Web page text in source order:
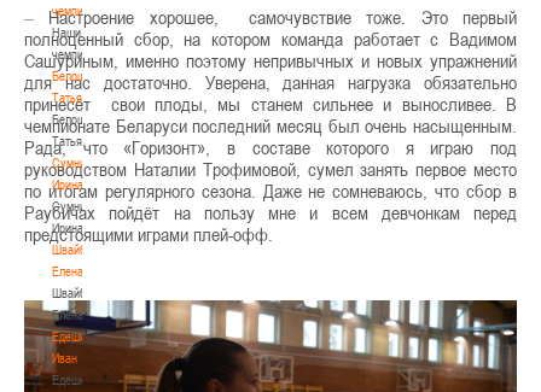
чемпионы
Наши
чемпионы
Белошапко
Татьяна
Белошапко
Татьяна
Сумникова
Ирина
Сумникова
Ирина
Швайбович
Елена
Швайбович
Елена
Едешко
Иван
Едешко
– Настроение хорошее, самочувствие тоже. Это первый
полноценный сбор, на котором команда работает с Вадимом
Сашуриным, именно поэтому непривычных и новых упражнений
для нас достаточно. Уверена, данная нагрузка обязательно
принесёт свои плоды, мы станем сильнее и выносливее. В
чемпионате Беларуси последний месяц был очень насыщенным.
Рада, что «Горизонт», в составе которого я играю под
руководством Наталии Трофимовой, сумел занять первое место
по итогам регулярного сезона. Даже не сомневаюсь, что сбор в
Раубичах пойдёт на пользу мне и всем девчонкам перед
предстоящими играми плей-офф.